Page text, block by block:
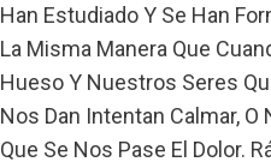
Han Estudiado Y Se Han
La Misma Manera Que
Hueso Y Nuestros Seres
Nos Dan Intentan Calmar, O
Que Se Nos Pase El Dolor.